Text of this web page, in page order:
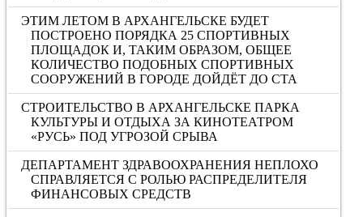
ЭТИМ ЛЕТОМ В АРХАНГЕЛЬСКЕ БУДЕТ
ПОСТРОЕНО ПОРЯДКА 25 СПОРТИВНЫХ
ПЛОЩАДОК И, ТАКИМ ОБРАЗОМ, ОБЩЕЕ
КОЛИЧЕСТВО ПОДОБНЫХ СПОРТИВНЫХ
СООРУЖЕНИЙ В ГОРОДЕ ДОЙДЁТ ДО СТА
СТРОИТЕЛЬСТВО В АРХАНГЕЛЬСКЕ ПАРКА
КУЛЬТУРЫ И ОТДЫХА ЗА КИНОТЕАТРОМ
«РУСЬ» ПОД УГРОЗОЙ СРЫВА
ДЕПАРТАМЕНТ ЗДРАВООХРАНЕНИЯ НЕПЛОХО
СПРАВЛЯЕТСЯ С РОЛЬЮ РАСПРЕДЕЛИТЕЛЯ
ФИНАНСОВЫХ СРЕДСТВ